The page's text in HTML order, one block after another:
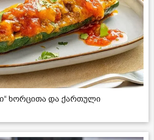
ხორცითა და ქართული